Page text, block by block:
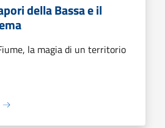
della Bassa e il
la magia di un territorio